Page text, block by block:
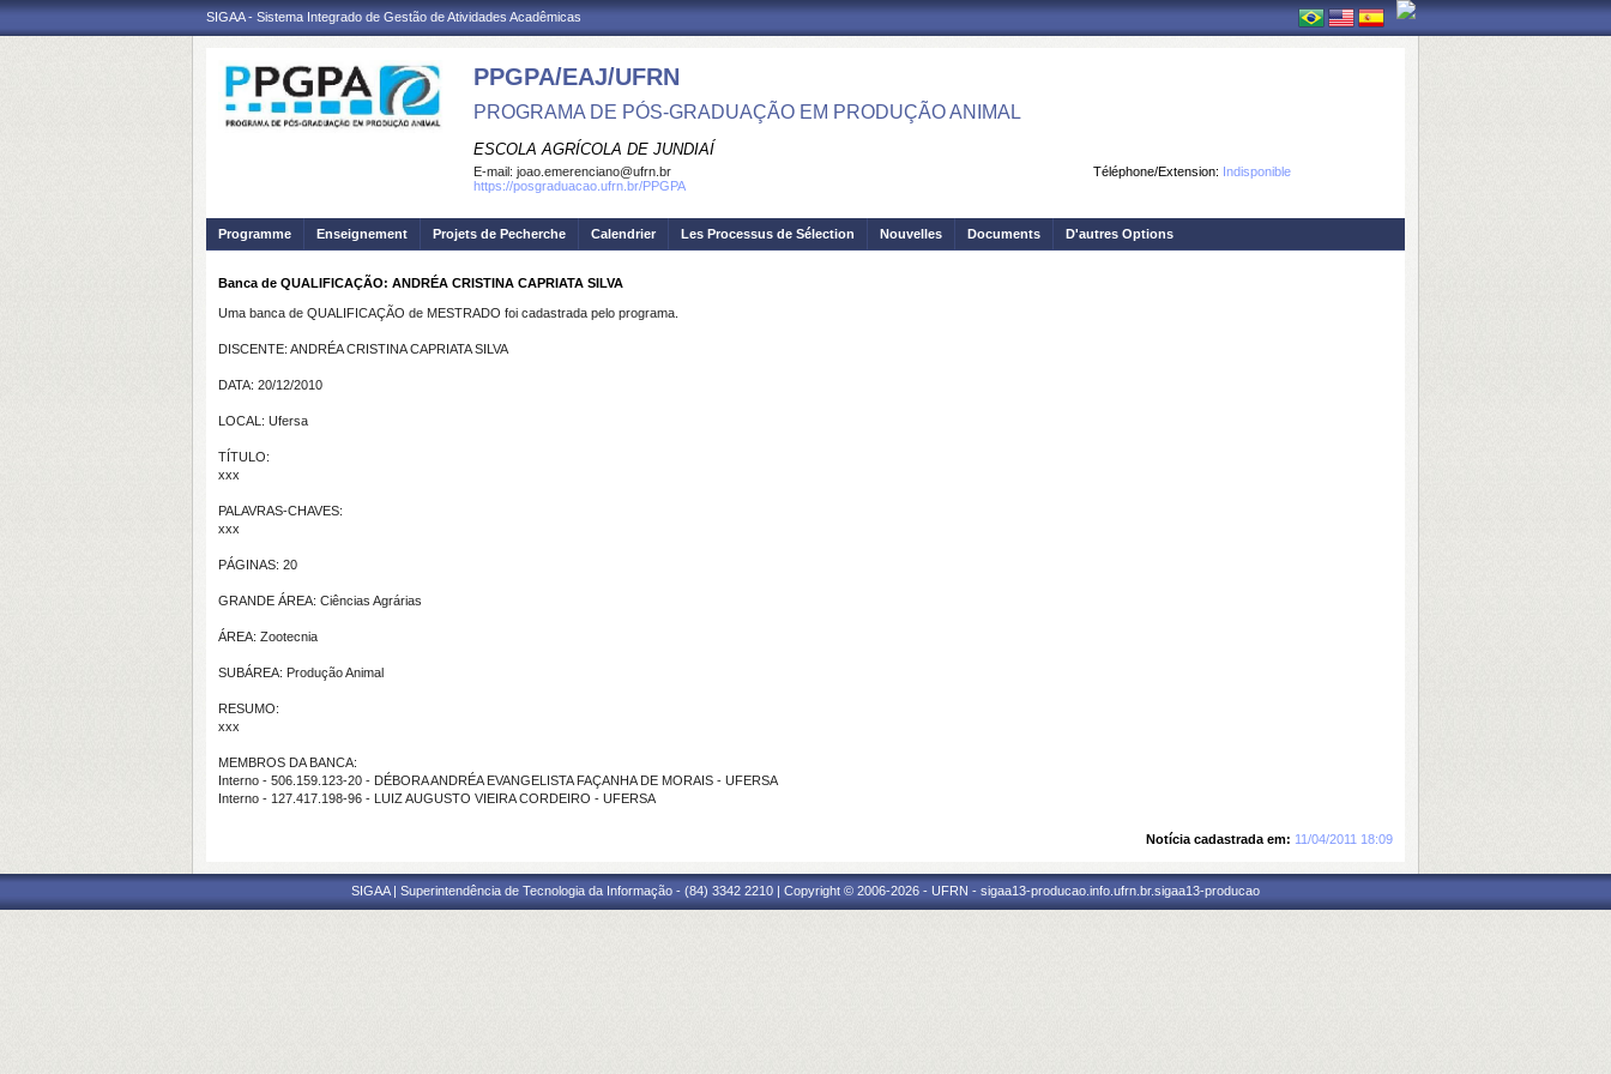
SIGAA - Sistema Integrado de Gestão de Atividades Acadêmicas
PPGPA/EAJ/UFRN
PROGRAMA DE PÓS-GRADUAÇÃO EM PRODUÇÃO ANIMAL
ESCOLA AGRÍCOLA DE JUNDIAÍ
Téléphone/Extension: Indisponible
E-mail: joao.emerenciano@ufrn.br
https://posgraduacao.ufrn.br/PPGPA
Programme Enseignement Projets de Pecherche Calendrier Les Processus de Sélection Nouvelles Documents D'autres Options
Banca de QUALIFICAÇÃO: ANDRÉA CRISTINA CAPRIATA SILVA
Uma banca de QUALIFICAÇÃO de MESTRADO foi cadastrada pelo programa.
DISCENTE: ANDRÉA CRISTINA CAPRIATA SILVA
DATA: 20/12/2010
LOCAL: Ufersa
TÍTULO:
xxx
PALAVRAS-CHAVES:
xxx
PÁGINAS: 20
GRANDE ÁREA: Ciências Agrárias
ÁREA: Zootecnia
SUBÁREA: Produção Animal
RESUMO:
xxx
MEMBROS DA BANCA:
Interno - 506.159.123-20 - DÉBORA ANDRÉA EVANGELISTA FAÇANHA DE MORAIS - UFERSA
Interno - 127.417.198-96 - LUIZ AUGUSTO VIEIRA CORDEIRO - UFERSA
Notícia cadastrada em: 11/04/2011 18:09
SIGAA | Superintendência de Tecnologia da Informação - (84) 3342 2210 | Copyright © 2006-2026 - UFRN - sigaa13-producao.info.ufrn.br.sigaa13-producao